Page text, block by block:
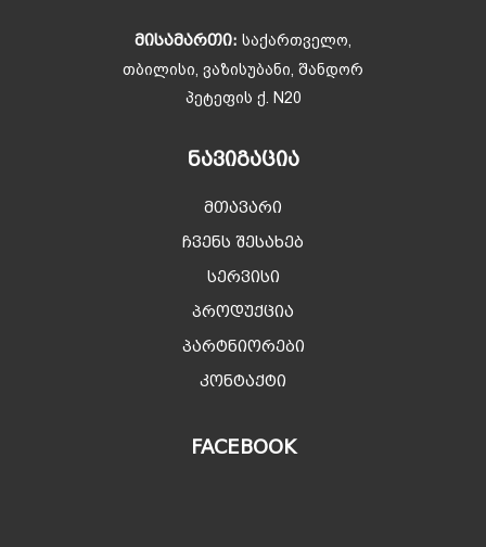
ᲛᲘᲡᲐᲛᲐᲠᲗᲘ: საქართველო,
თბილისი, ვაზისუბანი, შანდორ
პეტეფის ქ. N20
ᲜᲐᲕᲘᲒᲐᲪᲘᲐ
მთავარი
ჩვენს შესახებ
სერვისი
პროდუქცია
პარტნიორები
კონტაქტი
FACEBOOK